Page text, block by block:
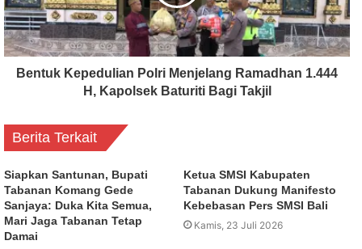
Bentuk Kepedulian Polri Menjelang Ramadhan 1.444
H, Kapolsek Baturiti Bagi Takjil
Berita Terkait
Siapkan Santunan, Bupati
Tabanan Komang Gede
Sanjaya: Duka Kita Semua,
Mari Jaga Tabanan Tetap
Damai
Ketua SMSI Kabupaten
Tabanan Dukung Manifesto
Kebebasan Pers SMSI Bali
Kamis, 23 Juli 2026